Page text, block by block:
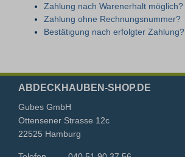
Zahlung nach Warenerhalt möglich?
Zahlung ohne Rechnungsnummer?
Bestätigung nach erfolgter Zahlung?
ABDECKHAUBEN-SHOP.DE
Gubes GmbH
Ottensener Strasse 12c
22525 Hamburg